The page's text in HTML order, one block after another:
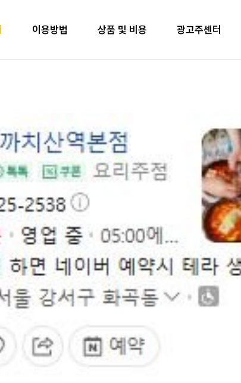
이용방법 상품 및 비용 광고주센터